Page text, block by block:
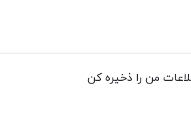
من را ذخیره کن